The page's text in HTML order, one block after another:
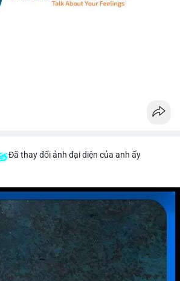
Đã thay đổi ảnh đại diện của anh ấy